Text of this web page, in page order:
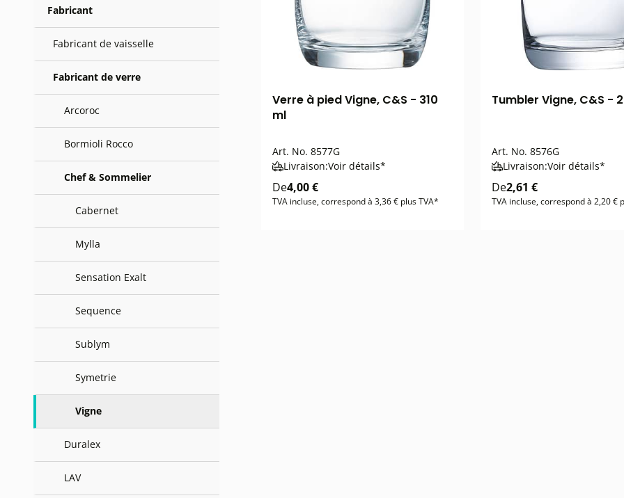
Fabricant
Fabricant de vaisselle
Fabricant de verre
Arcoroc
Bormioli Rocco
Chef & Sommelier
Cabernet
Mylla
Sensation Exalt
Sequence
Sublym
Symetrie
Vigne
Duralex
LAV
Verre à pied Vigne, C&S - 310
ml
Art. No. 8577G
Livraison:Voir détails*
De4,00 €
TVA incluse, correspond à 3,36 € plus TVA*
Tumbler Vigne, C&S -
Art. No. 8576G
Livraison:Voir détails*
De2,61 €
TVA incluse, correspond à 2,20 €